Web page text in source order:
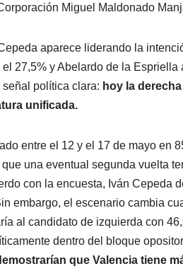
Miguel Maldonado
aparece liderando la
27,5% y Abelardo de la
política clara: hoy la
unificada.
entre el 12 y el 17 de mayo en
una eventual segunda vuelta
con la encuesta, Iván Cepeda
embargo, el escenario cambia
al candidato de izquierda con
dentro del bloque
que Valencia tiene